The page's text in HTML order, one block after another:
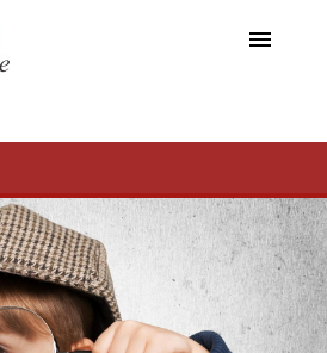
menu